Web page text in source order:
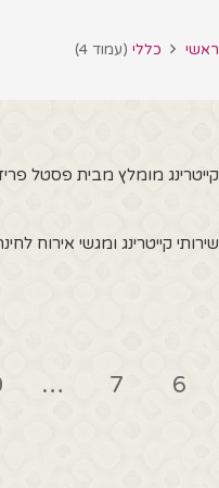
ראשי כללי(עמוד 4)
קייטרינג מומלץ מבית פסטל
שירותי קייטרינג ומגשי אירוח
6
7
…